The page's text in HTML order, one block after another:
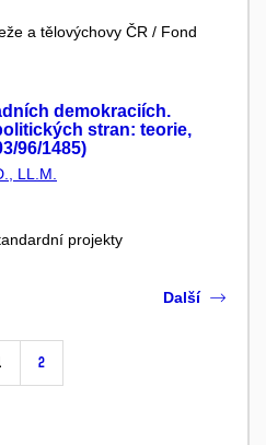
a tělovýchovy ČR / Fond
demokraciích.
stran: teorie,
96/1485)
LL.M.
projekty
2
Další